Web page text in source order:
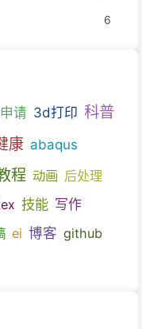
6
请 3d打印 科普
康 abaqus
程 动画 后处理
技能 写作
ei 博客 github